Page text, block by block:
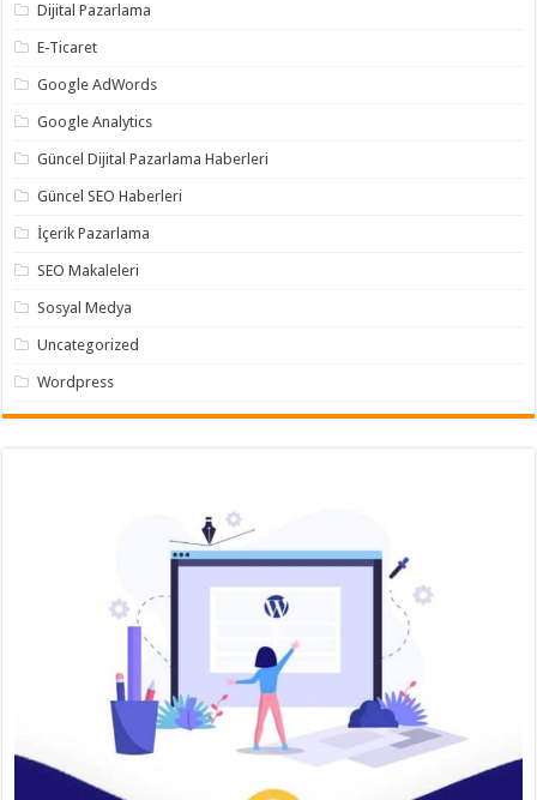
Dijital Pazarlama
E-Ticaret
Google AdWords
Google Analytics
Güncel Dijital Pazarlama Haberleri
Güncel SEO Haberleri
İçerik Pazarlama
SEO Makaleleri
Sosyal Medya
Uncategorized
Wordpress